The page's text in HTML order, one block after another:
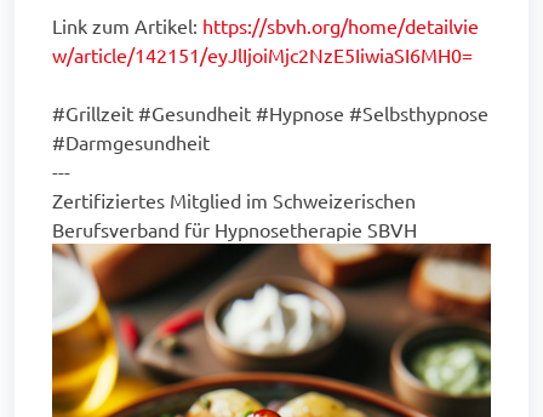
Link zum Artikel: https://sbvh.org/home/detailvie
w/article/142151/eyJlIjoiMjc2NzE5IiwiaSI6MH0=
#Grillzeit #Gesundheit #Hypnose #Selbsthypnose
#Darmgesundheit
---
Zertifiziertes Mitglied im Schweizerischen
Berufsverband für Hypnosetherapie SBVH